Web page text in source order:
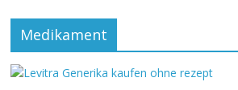
Medikament